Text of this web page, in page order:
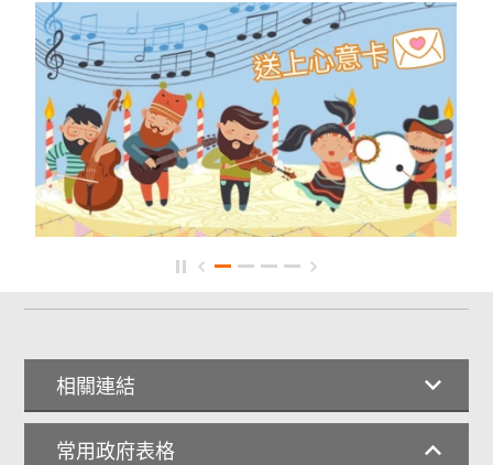
相關連結
常用政府表格